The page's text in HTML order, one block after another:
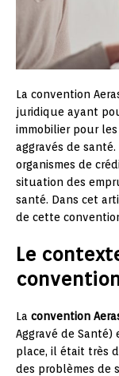
La convention
juridique ayant
immobilier pour
aggravés de
organismes de
situation des
santé. Dans cet
de cette
Le
La convention
Aggravé de Santé)
place, il était très
des problèmes de